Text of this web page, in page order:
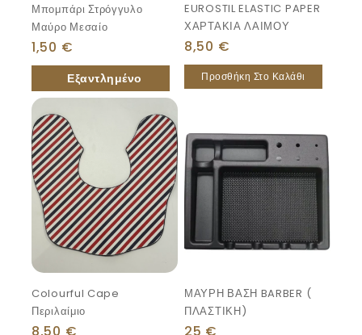
Μπομπάρι Στρόγγυλο
Μαύρο Μεσαίο
1,50 €
EUROSTIL ELASTIC PAPER
ΧΑΡΤΑΚΙΑ ΛΑΙΜΟΥ
8,50 €
Προσθήκη Στο Καλάθι
Colourful Cape
Περιλαίμιο
ΜΑΥΡΗ ΒΑΣΗ BARBER (
ΠΛΑΣΤΙΚΗ)